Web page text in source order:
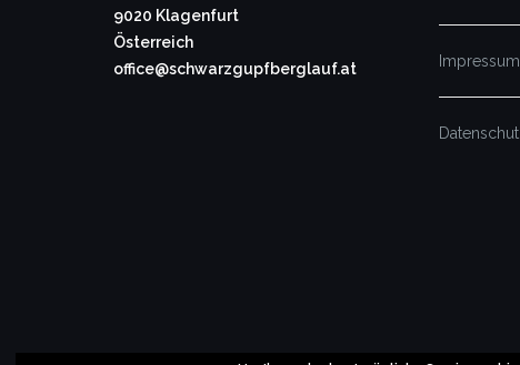
9020 Klagenfurt
Österreich
office@schwarzgupfberglauf.at
Impressum